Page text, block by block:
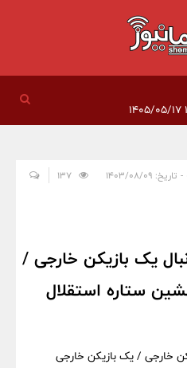
یک بازیکن خارجی /
ستاره استقلال
خارجی / یک بازیکن خارجی